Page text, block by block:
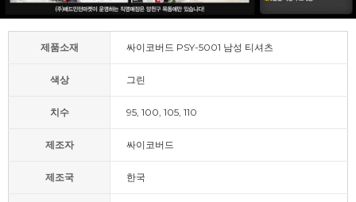
제품소재 싸이코버드 PSY-5001 남성 티셔츠
색상 그린
치수 95, 100, 105, 110
제조자 싸이코버드
제조국 한국